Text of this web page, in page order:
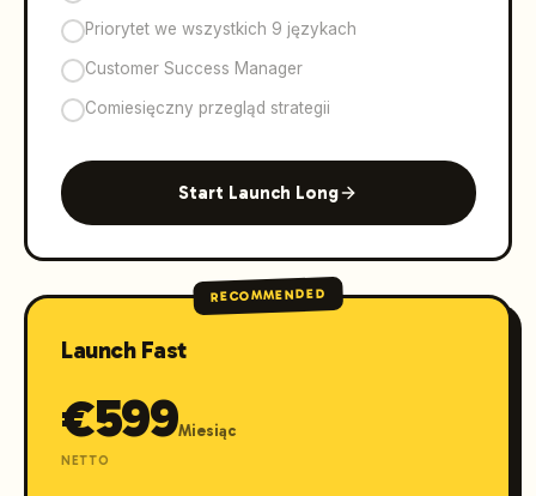
Priorytet we wszystkich 9 językach
Customer Success Manager
Comiesięczny przegląd strategii
Start Launch Long
RECOMMENDED
Launch Fast
€599Miesiąc
NETTO